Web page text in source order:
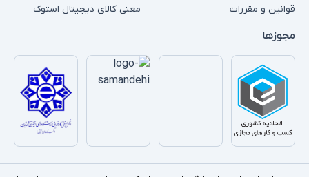
قوانین و مقررات
معنی کالای دیجیتال استوک
مجوزها